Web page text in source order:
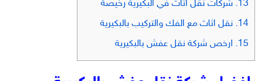
13. شركات نقل اثاث في البكيرية رخيصة
14. نقل اثاث مع الفك والتركيب بالبكيرية
15. ارخص شركة نقل عفش بالبكيرية